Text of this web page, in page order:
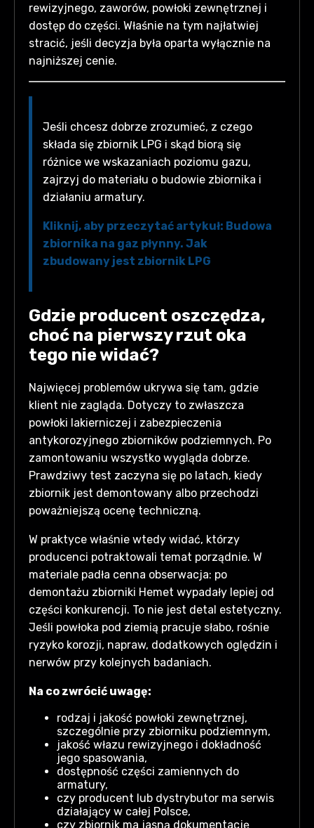
rewizyjnego, zaworów, powłoki zewnętrznej i
dostęp do części. Właśnie na tym najłatwiej
stracić, jeśli decyzja była oparta wyłącznie na
najniższej cenie.
Jeśli chcesz dobrze zrozumieć, z czego
składa się zbiornik LPG i skąd biorą się
różnice we wskazaniach poziomu gazu,
zajrzyj do materiału o budowie zbiornika i
działaniu armatury.
Kliknij, aby przeczytać artykuł: Budowa
zbiornika na gaz płynny. Jak
zbudowany jest zbiornik LPG
Gdzie producent oszczędza,
choć na pierwszy rzut oka
tego nie widać?
Najwięcej problemów ukrywa się tam, gdzie
klient nie zagląda. Dotyczy to zwłaszcza
powłoki lakierniczej i zabezpieczenia
antykorozyjnego zbiorników podziemnych. Po
zamontowaniu wszystko wygląda dobrze.
Prawdziwy test zaczyna się po latach, kiedy
zbiornik jest demontowany albo przechodzi
poważniejszą ocenę techniczną.
W praktyce właśnie wtedy widać, którzy
producenci potraktowali temat porządnie. W
materiale padła cenna obserwacja: po
demontażu zbiorniki Hemet wypadały lepiej od
części konkurencji. To nie jest detal estetyczny.
Jeśli powłoka pod ziemią pracuje słabo, rośnie
ryzyko korozji, napraw, dodatkowych oględzin i
nerwów przy kolejnych badaniach.
Na co zwrócić uwagę:
rodzaj i jakość powłoki zewnętrznej,
szczególnie przy zbiorniku podziemnym,
jakość włazu rewizyjnego i dokładność
jego spasowania,
dostępność części zamiennych do
armatury,
czy producent lub dystrybutor ma serwis
działający w całej Polsce,
czy zbiornik ma jasną dokumentację